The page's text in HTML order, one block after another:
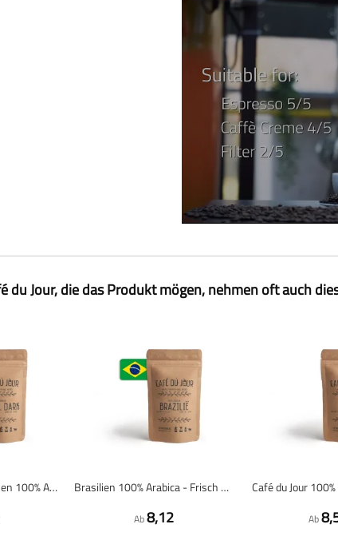
du Jour, die das Produkt mögen, nehmen oft auch
Dunkelröstung Brasilien 100% Arabica - Frisch geröstete Kaffeebohnen Brasilien 100% Arabica - Frisch gerösteter Kaffee
Ab8,12
Café du Jour
Ab